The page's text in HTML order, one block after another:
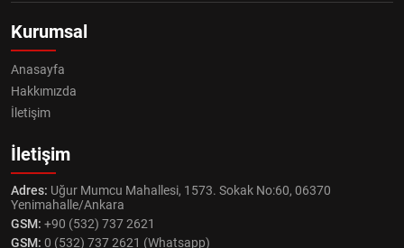
Kurumsal
Anasayfa
Hakkımızda
İletişim
İletişim
Adres: Uğur Mumcu Mahallesi, 1573. Sokak No:60, 06370
Yenimahalle/Ankara
GSM: +90 (532) 737 2621
GSM: 0 (532) 737 2621 (Whatsapp)